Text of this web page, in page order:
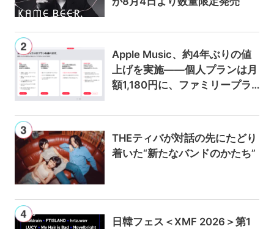
Apple Music、約4年ぶりの値
上げを実施——個人プランは月
額1,180円に、ファミリープラ
THEティバが対話の先にたどり
着いた“新たなバンドのかたち”
日韓フェス＜XMF 2026＞第1